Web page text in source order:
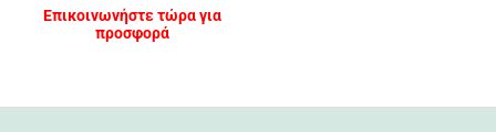
Επικοινωνήστε τώρα για
προσφορά